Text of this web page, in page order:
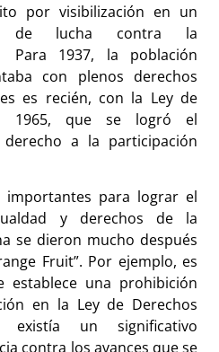
por visibilización en un
de lucha contra la
Para 1937, la población
con plenos derechos
es recién, con la Ley de
1965, que se logró el
a la participación
para lograr el
y derechos de la
se dieron mucho después
Fruit”. Por ejemplo, es
establece una prohibición
en la Ley de Derechos
existía un significativo
contra los avances que se